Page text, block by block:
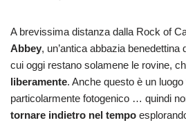
A brevissima distanza dalla Rock of
Abbey, un’antica abbazia
cui oggi restano solamene le rovine,
liberamente. Anche questo è un
particolarmente fotogenico … quindi
tornare indietro nel tempo